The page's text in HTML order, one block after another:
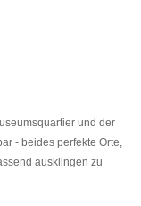
und der
- beides perfekte Orte,
ausklingen zu